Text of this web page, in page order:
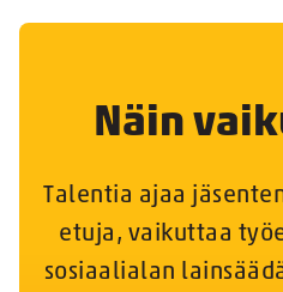
Näin
Talentia ajaa
etuja, vaikuttaa
sosiaalialan